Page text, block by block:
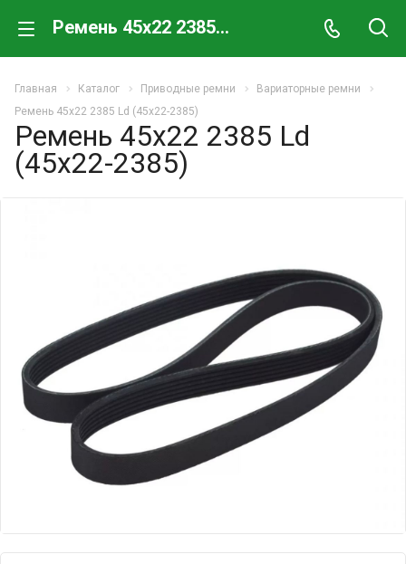
Ремень 45x22 2385 Ld (45х22-2385)
Главная Каталог Приводные ремни
Вариаторные ремни
Ремень 45x22 2385 Ld (45х22-2385)
Ремень 45x22 2385 Ld
(45х22-2385)